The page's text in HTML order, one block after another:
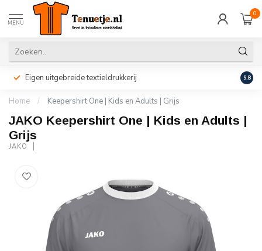
MENU
0
Eigen uitgebreide textieldrukkerij 9.8
Home / Keepershirt One | Kids en Adults | Grijs
JAKO Keepershirt One | Kids en Adults |
Grijs
JAKO